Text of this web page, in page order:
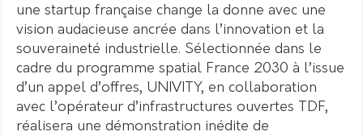
une startup française change la donne avec une
vision audacieuse ancrée dans l’innovation et la
souveraineté industrielle. Sélectionnée dans le
cadre du programme spatial France 2030 à l’issue
d’un appel d’offres, UNIVITY, en collaboration
avec l’opérateur d’infrastructures ouvertes TDF,
réalisera une démonstration inédite de